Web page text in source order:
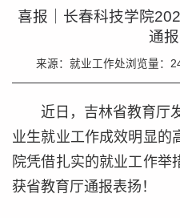
喜报｜长春科技学院
通
来源：就业工作处浏览量：
近日，吉林省教育厅
业生就业工作成效明显的
院凭借扎实的就业工作举
获省教育厅通报表扬！